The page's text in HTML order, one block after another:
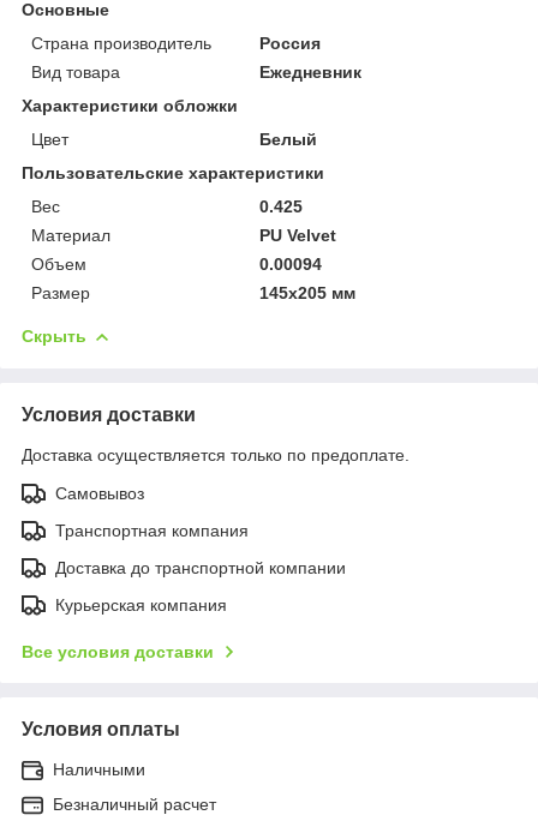
Основные
Страна производитель
Россия
Вид товара
Ежедневник
Характеристики обложки
Цвет
Белый
Пользовательские характеристики
Вес
0.425
Материал
PU Velvet
Объем
0.00094
Размер
145x205 мм
Скрыть
Условия доставки
Доставка осуществляется только по предоплате.
Самовывоз
Транспортная компания
Доставка до транспортной компании
Курьерская компания
Все условия доставки
Условия оплаты
Наличными
Безналичный расчет